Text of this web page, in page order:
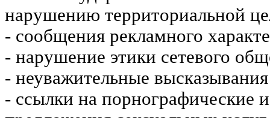
нарушению территориальной
- сообщения рекламного
- нарушение этики сетевого
- неуважительные
- ссылки на порнографические